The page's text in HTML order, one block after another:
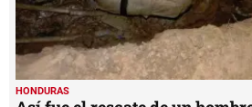
HONDURAS